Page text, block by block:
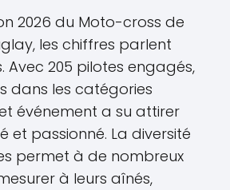
2026 du Moto-cross de
les chiffres parlent
Avec 205 pilotes engagés,
dans les catégories
événement a su attirer
et passionné. La diversité
permet à de nombreux
à leurs aînés,